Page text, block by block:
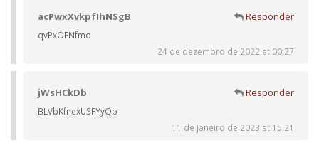
acPwxXvkpfIhNSgB Responder
qvPxOFNfmo
24 de dezembro de 2022 at 00:27
jWsHCkDb Responder
BLVbKfnexUSFYyQp
11 de janeiro de 2023 at 15:21